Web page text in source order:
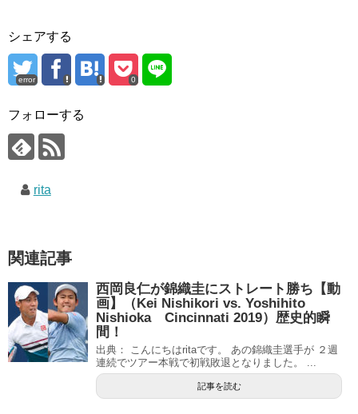
シェアする
error 0
フォローする
rita
関連記事
西岡良仁が錦織圭にストレート勝ち【動
画】（Kei Nishikori vs. Yoshihito
Nishioka Cincinnati 2019）歴史的瞬
間！
出典： こんにちはritaです。 あの錦織圭選手が ２週
連続でツアー本戦で初戦敗退となりました。 ...
記事を読む